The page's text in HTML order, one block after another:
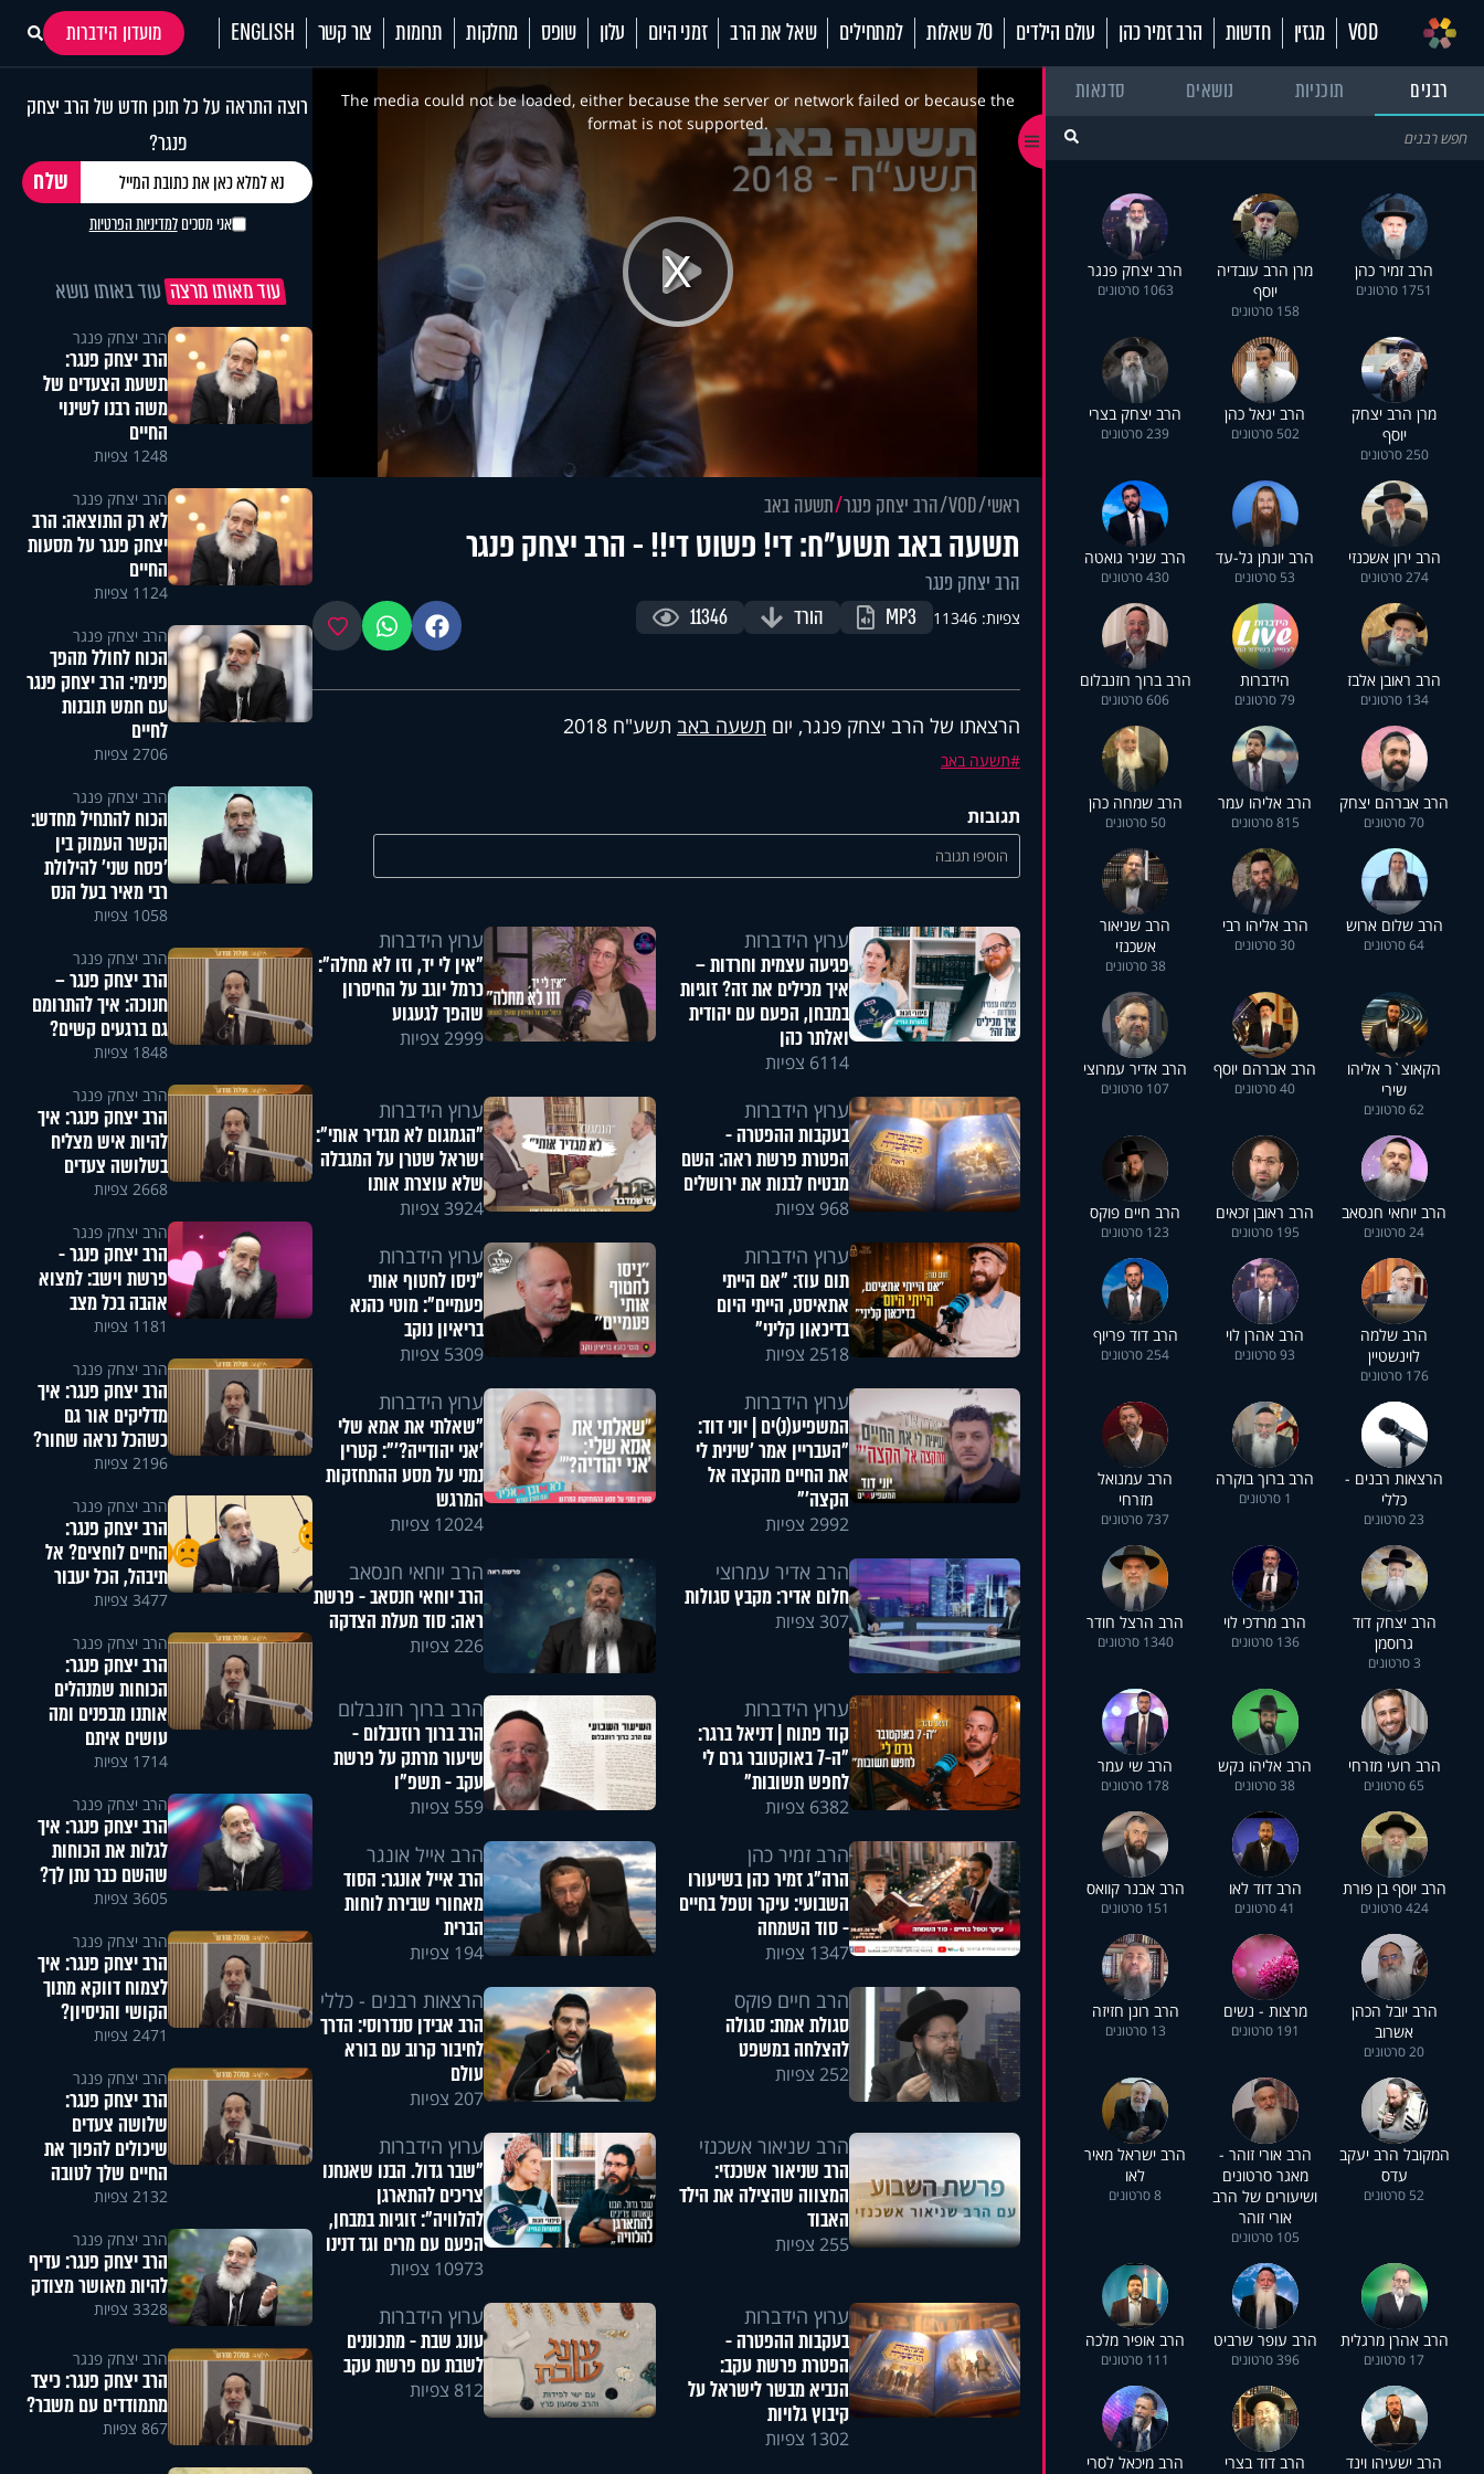
VOD מגזין חדשות הרב זמיר כהן עולם הילדים 70 שאלות למתחילים שאל את הרב זמני היום עלון שופס מחלקות תרומות צור קשר ENGLISH
מועדון הידברות
רבנים
תוכניות נושאים סדנאות
הרב זמיר כהן
1751 סרטונים
מרן הרב עובדיה
יוסף
158 סרטונים
הרב יצחק פנגר
1063 סרטונים
מרן הרב יצחק
יוסף
250 סרטונים
הרב יגאל כהן
502 סרטונים
הרב יצחק בצרי
239 סרטונים
הרב ירון אשכנזי
274 סרטונים
הרב יונתן גל-עד
53 סרטונים
הרב שניר גואטה
430 סרטונים
הרב ראובן אלבז
134 סרטונים
הידברות
79 סרטונים
הרב ברוך רוזנבלום
606 סרטונים
הרב אברהם יצחק
70 סרטונים
הרב אליהו עמר
815 סרטונים
הרב שמחה כהן
50 סרטונים
הרב שלום ארוש
64 סרטונים
הרב אליהו רבי
30 סרטונים
הרב שניאור
אשכנזי
38 סרטונים
הקאוצ`ר אליהו
שירי
62 סרטונים
הרב אברהם יוסף
40 סרטונים
הרב אדיר עמרוצי
107 סרטונים
הרב יוחאי חנסאב
24 סרטונים
הרב ראובן זכאים
195 סרטונים
הרב חיים פוקס
123 סרטונים
הרב שלמה
לוינשטיין
176 סרטונים
הרב אהרן לוי
93 סרטונים
הרב דוד פריוף
254 סרטונים
הרצאות רבנים -
כללי
23 סרטונים
הרב ברוך בוקרה
1 סרטונים
הרב עמנואל
מזרחי
737 סרטונים
הרב יצחק דוד
גרוסמן
3 סרטונים
הרב מרדכי לוי
136 סרטונים
הרב הרצל חודר
1340 סרטונים
הרב רועי מזרחי
65 סרטונים
הרב אליהו נקש
38 סרטונים
הרב שי עמר
178 סרטונים
הרב יוסף בן פורת
424 סרטונים
הרב דוד לאו
41 סרטונים
הרב אבנר קוואס
151 סרטונים
הרב יובל הכהן
אשרוב
20 סרטונים
מרצות - נשים
191 סרטונים
הרב רונן חזיזה
13 סרטונים
המקובל הרב יעקב
עדס
52 סרטונים
הרב אורי זוהר -
מאגר סרטונים
ושיעורים של הרב
אורי זוהר
105 סרטונים
הרב ישראל מאיר
לאו
8 סרטונים
הרב אהרן מרגלית
17 סרטונים
הרב עופר שרביט
396 סרטונים
הרב אופיר מלכה
111 סרטונים
הרב ישעיהו וינד הרב דוד בצרי הרב מיכאל לסרי
Play
Video
This
modalThe media could not be loaded, either because the server or network failed or because the
format is not supported.
ראשי VOD הרב יצחק פנגר תשעה באב
תשעה באב תשע"ח: די! פשוט די!! - הרב יצחק פנגר
הרב יצחק פנגר
צפיות: 11346 MP3 הורד 11346 פייסבוקווטסאפ מועדפים
הרצאתו של הרב יצחק פנגר, יום תשעה באב תשע"ח 2018
תשעה באב
תגובות
הוסיפו תגובה
ערוץ הידברות
פגיעה עצמית וחרדות –
איך מכילים את זה? זוגיות
במבחן, הפעם עם יהודית
ואלתר כהן
6114 צפיות
ערוץ הידברות
"אין לי יד, וזו לא מחלה":
כרמל יוגב על החיסרון
שהפך לגעגוע
2999 צפיות
ערוץ הידברות
בעקבות ההפטרה -
הפטרת פרשת ראה: השם
מבטיח לבנות את ירושלים
968 צפיות
ערוץ הידברות
"הגמגום לא מגדיר אותי":
ישראל שטרן על המגבלה
שלא עוצרת אותו
3924 צפיות
ערוץ הידברות
תום עוז: "אם הייתי
אתאיסט, הייתי היום
בדיכאון קליני"
2518 צפיות
ערוץ הידברות
"ניסו לחטוף אותי
פעמיים": מוטי כהנא
בריאיון נוקב
5309 צפיות
ערוץ הידברות
המשפיע(נ)ים | יוני דוד:
"העבריין אמר 'שינית לי
את החיים מהקצה אל
הקצה'"
2992 צפיות
ערוץ הידברות
"שאלתי את אמא שלי
'אני יהודייה?'": קטרין
נמני על מסע ההתחזקות
המרגש
12024 צפיות
הרב אדיר עמרוצי
חלום אדיר: מקבץ סגולות
307 צפיות
הרב יוחאי חנסאב
הרב יוחאי חנסאב - פרשת
ראה: סוד מעלת הצדקה
226 צפיות
ערוץ הידברות
קוד פתוח | דניאל ברגר:
"ה-7 באוקטובר גרם לי
לחפש תשובות"
6382 צפיות
הרב ברוך רוזנבלום
הרב ברוך רוזנבלום -
שיעור מרתק על פרשת
עקב - תשפ"ו
559 צפיות
הרב זמיר כהן
הרה"ג זמיר כהן בשיעורו
השבועי: עיקר וטפל בחיים
- סוד השמחה
1347 צפיות
הרב אייל אונגר
הרב אייל אונגר: הסוד
מאחורי שבירת לוחות
הברית
194 צפיות
הרב חיים פוקס
סגולת אמת: סגולה
להצלחה במשפט
252 צפיות
הרצאות רבנים - כללי
הרב אבידן סנדרוסי: הדרך
לחיבור קרוב עם בורא
עולם
207 צפיות
הרב שניאור אשכנזי
הרב שניאור אשכנזי:
המצווה שהצילה את הילד
האבוד
255 צפיות
ערוץ הידברות
"שבר גדול. הבנו שאנחנו
צריכים להתארגן
להלוויה": זוגיות במבחן,
הפעם עם מרים וגד דנינו
10973 צפיות
ערוץ הידברות
בעקבות ההפטרה -
הפטרת פרשת עקב:
הנביא מבשר לישראל על
קיבוץ גלויות
1302 צפיות
ערוץ הידברות
עונג שבת - מתכוננים
לשבת עם פרשת עקב
812 צפיות
רוצה התראה על כל תוכן חדש של הרב יצחק
פנגר?
אני מסכיםלמדיניות הפרטיות
עוד מאותו מרצה עוד באותו נושא
הרב יצחק פנגר
הרב יצחק פנגר:
תשעת הצעדים של
משה רבנו לשינוי
החיים
1248 צפיות
הרב יצחק פנגר
לא רק התוצאה: הרב
יצחק פנגר על מסעות
החיים
1124 צפיות
הרב יצחק פנגר
הכוח לחולל מהפך
פנימי: הרב יצחק פנגר
עם חמש תובנות
לחיים
2706 צפיות
הרב יצחק פנגר
הכוח להתחיל מחדש:
הקשר העמוק בין
'פסח שני' להילולת
רבי מאיר בעל הנס
1058 צפיות
הרב יצחק פנגר
הרב יצחק פנגר –
חנוכה: איך להתרומם
גם ברגעים קשים?
1848 צפיות
הרב יצחק פנגר
הרב יצחק פנגר: איך
להיות איש מצליח
בשלושה צעדים
2668 צפיות
הרב יצחק פנגר
הרב יצחק פנגר -
פרשת וישב: למצוא
אהבה בכל מצב
1181 צפיות
הרב יצחק פנגר
הרב יצחק פנגר: איך
מדליקים אור גם
כשהכל נראה שחור?
2196 צפיות
הרב יצחק פנגר
הרב יצחק פנגר:
החיים לוחצים? אל
תיבהל, הכל יעבור
3477 צפיות
הרב יצחק פנגר
הרב יצחק פנגר:
הכוחות שמנהלים
אותנו מבפנים ומה
עושים איתם
1714 צפיות
הרב יצחק פנגר
הרב יצחק פנגר: איך
לגלות את הכוחות
שהשם כבר נתן לך?
3605 צפיות
הרב יצחק פנגר
הרב יצחק פנגר: איך
לצמוח דווקא מתוך
הקושי והניסיון?
2471 צפיות
הרב יצחק פנגר
הרב יצחק פנגר:
שלושה צעדים
שיכולים להפוך את
החיים שלך לטובה
2132 צפיות
הרב יצחק פנגר
הרב יצחק פנגר: עדיף
להיות מאושר מצודק
3328 צפיות
הרב יצחק פנגר
הרב יצחק פנגר: כיצד
מתמודדים עם משבר?
867 צפיות